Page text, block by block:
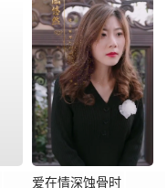
爱在情深蚀骨时